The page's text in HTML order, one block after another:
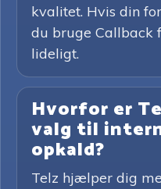
kvalitet. Hvis din
du bruge Callback
lideligt.
Hvorfor er
valg til
opkald?
Telz hjælper dig